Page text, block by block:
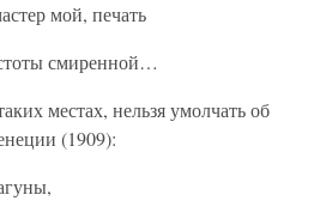
мой, печать
смиренной…
местах, нельзя умолчать об
(1909):